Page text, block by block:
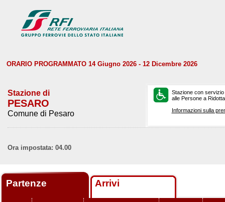
ORARIO PROGRAMMATO 14 Giugno 2026 - 12 Dicembre 2026
Stazione di
PESARO
Comune di Pesaro
Stazione con
alle Persone a
Informazioni sulla
Ora impostata: 04.00
Partenze Arrivi